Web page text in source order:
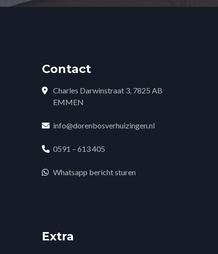
Contact
Charles Darwinstraat 3, 7825 AB
EMMEN
info@dorenbosverhuizingen.nl
0591 – 613 405
Whatsapp bericht sturen
Extra